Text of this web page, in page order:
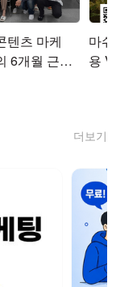
텐츠 마케
6개월 근무
마쉬
용
더보기